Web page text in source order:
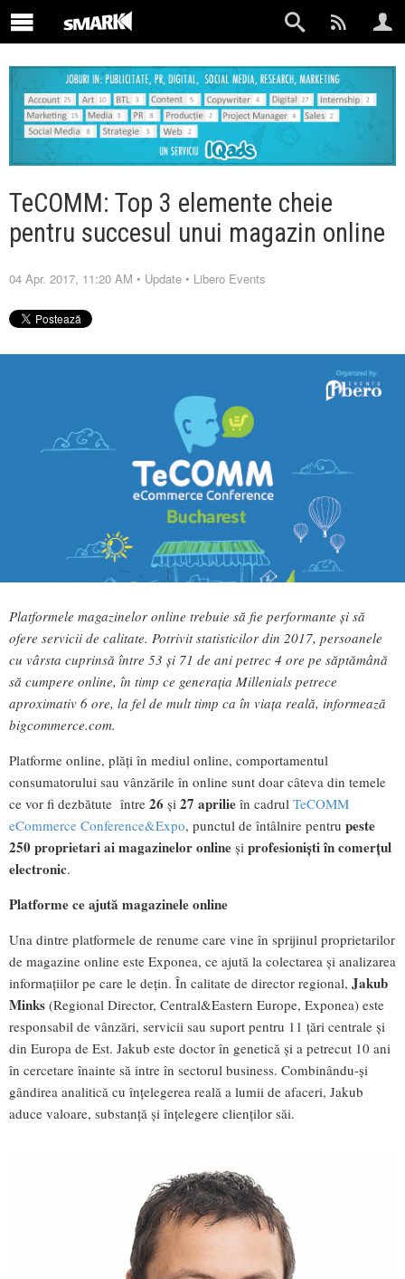
TeCOMM: Top 3 elemente cheie
pentru succesul unui magazin online
04 Apr. 2017, 11:20 AM • Update • Libero Events
Platformele magazinelor online trebuie să fie performante şi să
ofere servicii de calitate. Potrivit statisticilor din 2017, persoanele
cu vârsta cuprinsă între 53 şi 71 de ani petrec 4 ore pe săptămână
să cumpere online, în timp ce generaţia Millenials petrece
aproximativ 6 ore, la fel de mult timp ca în viaţa reală, informează
bigcommerce.com.
Platforme online, plăţi în mediul online, comportamentul
consumatorului sau vânzările în online sunt doar câteva din temele
ce vor fi dezbătute între 26 și 27 aprilie în cadrul TeCOMM
eCommerce Conference&Expo, punctul de întâlnire pentru peste
250 proprietari ai magazinelor online și profesioniști în comerțul
electronic.
Platforme ce ajută magazinele online
Una dintre platformele de renume care vine în sprijinul proprietarilor
de magazine online este Exponea, ce ajută la colectarea şi analizarea
informaţiilor pe care le deţin. În calitate de director regional, Jakub
Minks (Regional Director, Central&Eastern Europe, Exponea) este
responsabil de vânzări, servicii sau suport pentru 11 ţări centrale şi
din Europa de Est. Jakub este doctor în genetică şi a petrecut 10 ani
în cercetare înainte să intre în sectorul business. Combinându-şi
gândirea analitică cu înţelegerea reală a lumii de afaceri, Jakub
aduce valoare, substanţă şi înţelegere clienţilor săi.